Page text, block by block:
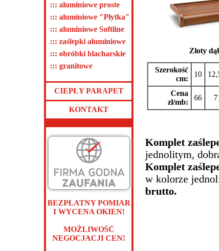
::: aluminiowe proste
::: aluminiowe "Płytka"
::: aluminiowe Softline
::: zaślepki aluminiowe
::: obróbki blacharskie
::: granitowe
CIEPŁY PARAPET
KONTAKT
BEZPŁATNY POMIAR
I WYCENA OKIEN!
MOŻLIWOŚĆ
NEGOCJACJI CEN!
Złoty
Szerokość
cm:
10
Cena
zł/mb:
66
Komplet
jednolitym,
Komplet
w kolorze
brutto.